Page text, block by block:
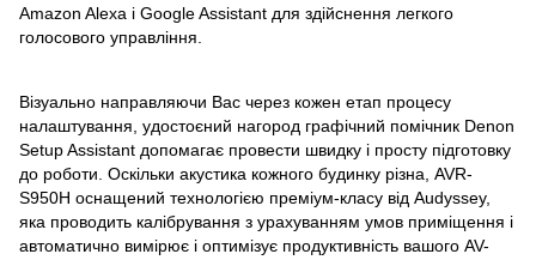
Amazon Alexa і Google Assistant для здійснення легкого
голосового управління.
Візуально направляючи Вас через кожен етап процесу
налаштування, удостоєний нагород графічний помічник Denon
Setup Assistant допомагає провести швидку і просту підготовку
до роботи. Оскільки акустика кожного будинку різна, AVR-
S950H оснащений технологією преміум-класу від Audyssey,
яка проводить калібрування з урахуванням умов приміщення і
автоматично вимірює і оптимізує продуктивність вашого AV-